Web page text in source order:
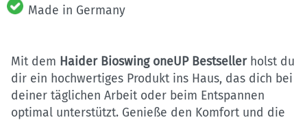
Made in Germany
Mit dem Haider Bioswing oneUP Bestsellerholst du
dir ein hochwertiges Produkt ins Haus, das dich bei
deiner täglichen Arbeit oder beim Entspannen
optimal unterstützt. Genieße den Komfort und die